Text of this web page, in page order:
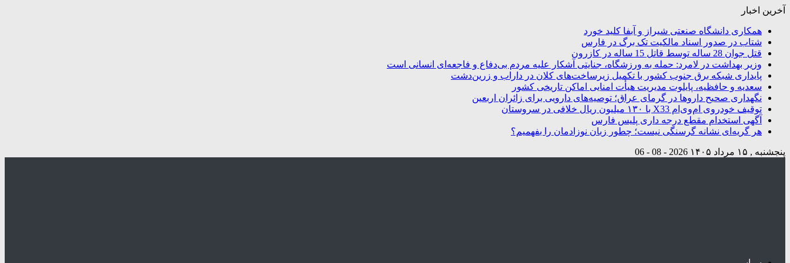
آخرین اخبار
همکاری دانشگاه صنعتی شیراز و آبفا کلید خورد
شتاب در صدور اسناد مالکیت تک برگ در فارس
قتل جوان 28 ساله توسط قاتل 15 ساله در کازرون
وزیر بهداشت در لامرد: حمله به ورزشگاه، جنایتی آشکار علیه مردم بی‌دفاع و فاجعه‌ای انسانی است
پایداری شبکه برق جنوب کشور با تکمیل زیرساخت‌های کلان در داراب و زرین‌دشت
سعدیه و حافظیه، پایلوت مدیریت هیأت امنایی اماکن تاریخی کشور
نگهداری صحیح داروها در گرمای عراق؛ توصیه‌های دارویی برای زائران اربعین
توقیف خودروی ام‌وی‌ام X33 با ۱۳۰ میلیون ریال خلافی در سروستان
آگهی استخدام مقطع درجه داری پلیس فارس
هر گریه‌ای نشانه گرسنگی نیست؛ چطور زبان نوزادمان را بفهمیم؟
پنجشنبه , ۱۵ مرداد ۱۴۰۵ 2026 - 08 - 06